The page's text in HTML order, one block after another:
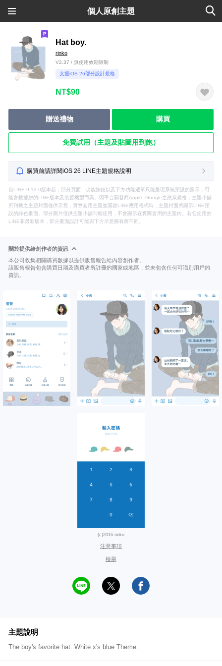
個人原創主題
Hat boy.
rinko
V2.37 / 無使用效期限制
支援iOS 26部分設計規格
NT$90
贈送禮物 購買
免費試用（主題及貼圖用到飽）
購買前請詳閱iOS 26 LINE主題規格說明
自LINE 9.12.0版本起，部分頁面、功能按鈕以及下方功能選單只能呈現系統預設的圖示，可
能會根據您的LINE版本及裝置機型而異。因平台開發商Apple, Google之政策規格，主題小舖
所刊載之主題封面僅供示意，實際套用主題並開啟LINE應用程式時，主題封面將顯示LINE預
設的綠色畫面。部分圖片僅供主題小舖刊載使用，不會顯示在實際套用的主題內。若您使用的
LINE非最新版本，部分畫面設計可能與下方示意圖有所不同。
關於提供給創作者的資訊
本公司收集相關購買數據以提供販售報告給內容創作者。
該販售報告包含購買日期及購買者所註冊的國家或地區，並未包含任何可識別用戶的
資訊。
(c)2016 rinko
注意事項
檢舉
主題說明
The boy's favorite hat. White x's blue Theme.